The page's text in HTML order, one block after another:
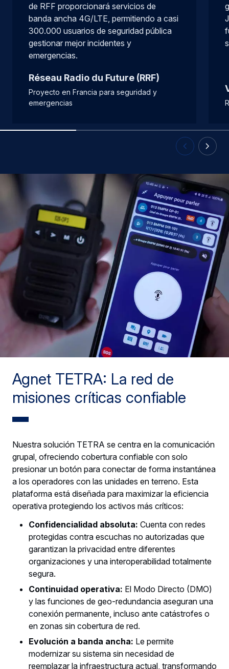
de RFF proporcionará servicios de
banda ancha 4G/LTE, permitiendo a casi
300.000 usuarios de seguridad pública
gestionar mejor incidentes y
emergencias.
Réseau Radio du Future (RRF)
Proyecto en Francia para seguridad y
emergencias
PreviousNext
Agnet TETRA: La red de
misiones críticas confiable
Nuestra solución TETRA se centra en la comunicación
grupal, ofreciendo cobertura confiable con solo
presionar un botón para conectar de forma instantánea
a los operadores con las unidades en terreno. Esta
plataforma está diseñada para maximizar la eficiencia
operativa protegiendo los activos más críticos:
Confidencialidad absoluta: Cuenta con redes
protegidas contra escuchas no autorizadas que
garantizan la privacidad entre diferentes
organizaciones y una interoperabilidad totalmente
segura.
Continuidad operativa: El Modo Directo (DMO)
y las funciones de geo-redundancia aseguran una
conexión permanente, incluso ante catástrofes o
en zonas sin cobertura de red.
Evolución a banda ancha: Le permite
modernizar su sistema sin necesidad de
reemplazar la infraestructura actual, transformando